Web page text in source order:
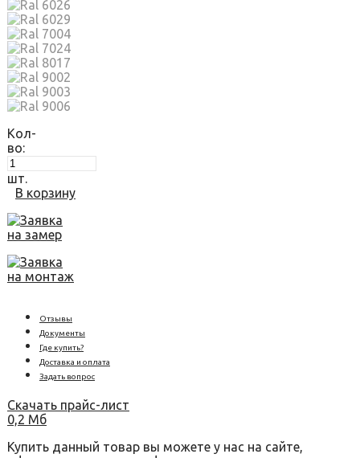
Кол-
во:
шт.
В корзину
Заявка
на замер
Заявка
на монтаж
Отзывы
Документы
Где купить?
Доставка и оплата
Задать вопрос
Скачать прайс-лист
0,2 Мб
Купить данный товар вы можете у нас на сайте,